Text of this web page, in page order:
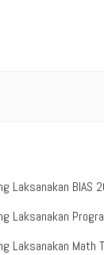
Laksanakan BIAS
Laksanakan
Laksanakan